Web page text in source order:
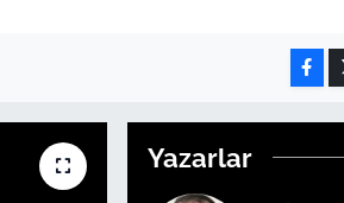
Yazarlar